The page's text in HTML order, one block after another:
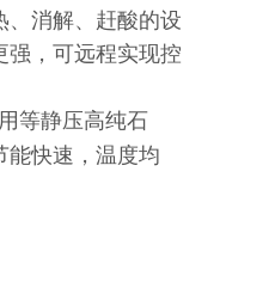
、消解、赶酸的设
强，可远程实现控
等静压高纯石
能快速，温度均